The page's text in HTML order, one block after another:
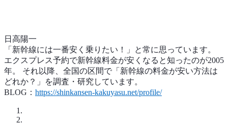
日高陽一
「新幹線には一番安く乗りたい！」と常に思っています。
エクスプレス予約で新幹線料金が安くなると知ったのが2005
年。 それ以降、全国の区間で「新幹線の料金が安い方法は
どれか？」を調査・研究しています。
BLOG： https://shinkansen-kakuyasu.net/profile/